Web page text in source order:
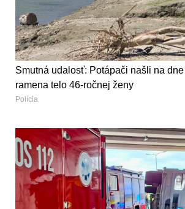
Smutná udalosť: Potápači našli na
ramena telo 46-ročnej ženy
Polícia